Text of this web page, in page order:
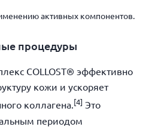
активных компонентов.
процедуры
COLLOST® эффективно
кожи и ускоряет
коллагена. [4] Это
периодом